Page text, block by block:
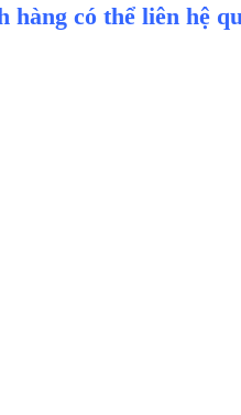
có thể liên hệ